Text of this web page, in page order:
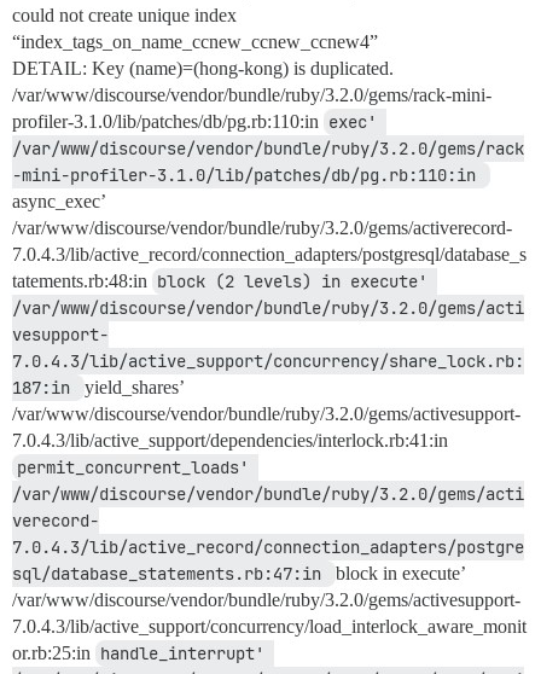
could not create unique index
“index_tags_on_name_ccnew_ccnew_ccnew4”
DETAIL: Key (name)=(hong-kong) is duplicated.
/var/www/discourse/vendor/bundle/ruby/3.2.0/gems/rack-mini-
profiler-3.1.0/lib/patches/db/pg.rb:110:in exec'
/var/www/discourse/vendor/bundle/ruby/3.2.0/gems/rack
async_exec’
/var/www/discourse/vendor/bundle/ruby/3.2.0/gems/activerecord-
7.0.4.3/lib/active_record/connection_adapters/postgresql/database_s
tatements.rb:48:in block (2 levels) in execute'
/var/www/discourse/vendor/bundle/ruby/3.2.0/gems/acti
vesupport-
7.0.4.3/lib/active_support/concurrency/share_lock.rb:
187:in
yield_shares’
/var/www/discourse/vendor/bundle/ruby/3.2.0/gems/activesupport-
7.0.4.3/lib/active_support/dependencies/interlock.rb:41:in
permit_concurrent_loads'
/var/www/discourse/vendor/bundle/ruby/3.2.0/gems/acti
verecord-
7.0.4.3/lib/active_record/connection_adapters/postgre
sql/database_statements.rb:47:in
block in execute’
/var/www/discourse/vendor/bundle/ruby/3.2.0/gems/activesupport-
7.0.4.3/lib/active_support/concurrency/load_interlock_aware_monit
or.rb:25:in handle_interrupt'